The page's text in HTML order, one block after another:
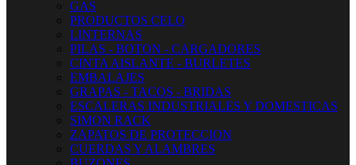
GAS
PRODUCTOS CELO
LINTERNAS
PILAS - BOTON - CARGADORES
CINTA AISLANTE - BURLETES
EMBALAJES
GRAPAS - TACOS - BRIDAS
ESCALERAS INDUSTRIALES Y DOMESTICAS
SIMON RACK
ZAPATOS DE PROTECCION
CUERDAS Y ALAMBRES